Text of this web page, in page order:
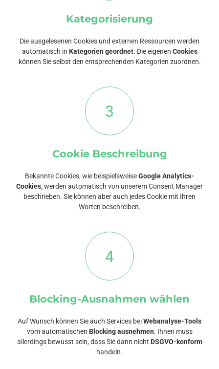
Kategorisierung
Die ausgelesenen Cookies und externen Ressourcen werden
automatisch in Kategorien geordnet. Die eigenen Cookies
können Sie selbst den entsprechenden Kategorien zuordnen.
3
Cookie Beschreibung
Bekannte Cookies, wie beispielsweiseGoogle Analytics-
Cookies,werden automatisch von unserem Consent Manager
beschrieben. Sie können aber auch jedes Cookie mit Ihren
Worten beschreiben.
4
Blocking-Ausnahmen wählen
Auf Wunsch können Sie auch Services beiWebanalyse-Tools
vom automatischen Blocking ausnehmen. Ihnen muss
allerdings bewusst sein, dass Sie dann nicht DSGVO-konform
handeln.